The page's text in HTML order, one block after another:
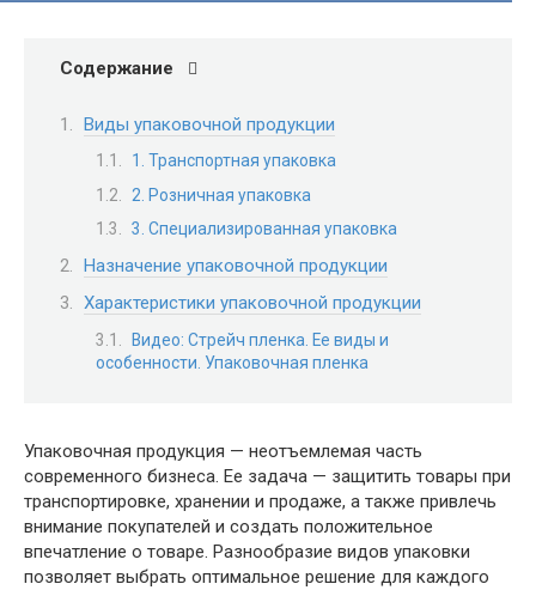
Содержание
Виды упаковочной продукции
1. Транспортная упаковка
2. Розничная упаковка
3. Специализированная упаковка
Назначение упаковочной продукции
Характеристики упаковочной продукции
Видео: Стрейч пленка. Ее виды и
особенности. Упаковочная пленка
Упаковочная продукция — неотъемлемая часть
современного бизнеса. Ее задача — защитить товары при
транспортировке, хранении и продаже, а также привлечь
внимание покупателей и создать положительное
впечатление о товаре. Разнообразие видов упаковки
позволяет выбрать оптимальное решение для каждого